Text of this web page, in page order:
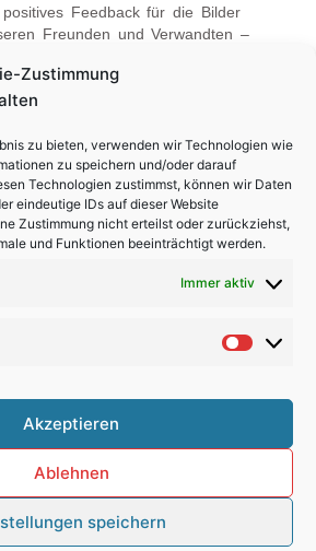
Zustimmung
zu bieten, verwenden wir Technologien wie
zu speichern und/oder darauf
Technologien zustimmst, können wir Daten
eindeutige IDs auf dieser Website
Zustimmung nicht erteilst oder zurückziehst,
und Funktionen beeinträchtigt werden.
Immer aktiv
Akzeptieren
Ablehnen
speichern
Feedback für die Bilder
Freunden und Verwandten –
und bis bald
NÄCHSTER
Melanie & Christoph
+49 (0) 1603301725
Hochzeitsfotograf Schliersee |